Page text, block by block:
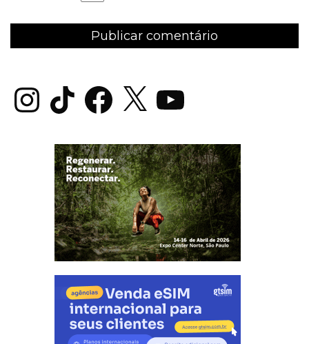
InstagramTikTok Facebook
X YouTube